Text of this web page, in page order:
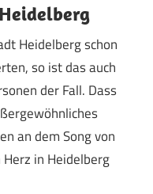
Heidelberg schon
so ist das auch
der Fall. Dass
an dem Song von
Herz in Heidelberg